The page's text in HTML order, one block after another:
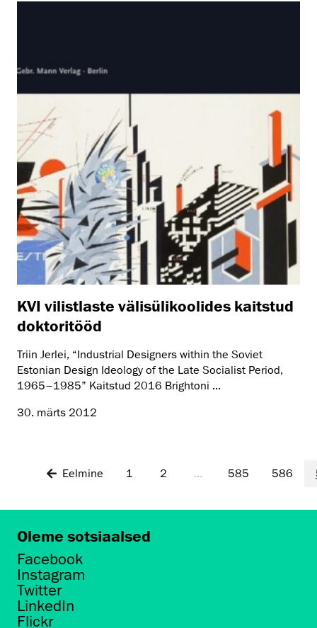
KVI vilistlaste välisülikoolides kaitstud
doktoritööd
Triin Jerlei, “Industrial Designers within the Soviet
Estonian Design Ideology of the Late Socialist Period,
1965–1985” Kaitstud 2016 Brightoni ...
30. märts 2012
Eelmine 1 2 ... 585 586
Oleme sotsiaalsed
Facebook
Instagram
Twitter
LinkedIn
Flickr